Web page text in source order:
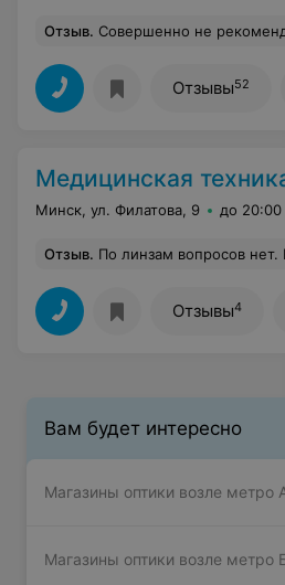
Отзыв. Совершенно не рекомендую это место.Наврали про толщину линз,в итоге вместо
Отзывы52
Медицинская
Минск, ул. Филатова, 9 до 20:00
Отзыв. По линзам вопросов нет. Всегда подскажут помогут выбрать. Отлично, но вот сегодня понадобилось
Отзывы4
Вам будет интересно
Магазины оптики возле метро
Магазины оптики возле метро